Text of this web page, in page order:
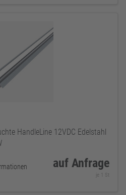
HandleLine 12VDC Edelstahl
auf Anfrage
je 1 St